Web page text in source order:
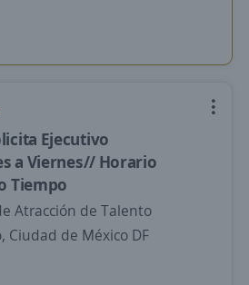
Ejecutivo
a Viernes// Horario
Tiempo
Atracción de Talento
Ciudad de México DF